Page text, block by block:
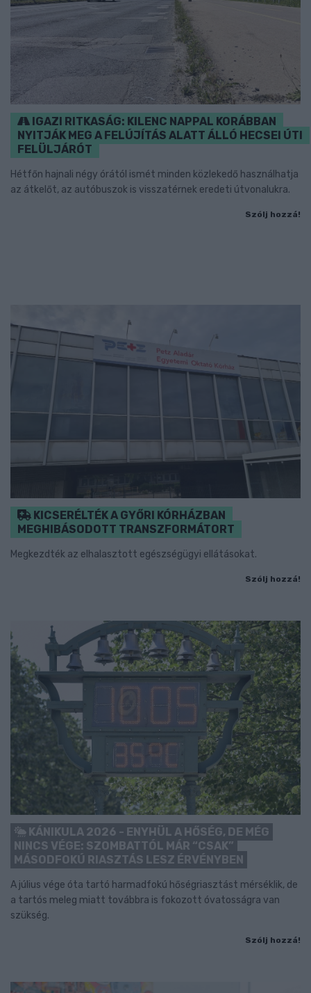
IGAZI RITKASÁG: KILENC NAPPAL KORÁBBAN
NYITJÁK MEG A FELÚJÍTÁS ALATT ÁLLÓ HECSEI ÚTI
FELÜLJÁRÓT
Hétfőn hajnali négy órától ismét minden közlekedő használhatja
az átkelőt, az autóbuszok is visszatérnek eredeti útvonalukra.
Szólj hozzá!
KICSERÉLTÉK A GYŐRI KÓRHÁZBAN
MEGHIBÁSODOTT TRANSZFORMÁTORT
Megkezdték az elhalasztott egészségügyi ellátásokat.
Szólj hozzá!
KÁNIKULA 2026 - ENYHÜL A HŐSÉG, DE MÉG
NINCS VÉGE: SZOMBATTÓL MÁR “CSAK”
MÁSODFOKÚ RIASZTÁS LESZ ÉRVÉNYBEN
A július vége óta tartó harmadfokú hőségriasztást mérséklik, de
a tartós meleg miatt továbbra is fokozott óvatosságra van
szükség.
Szólj hozzá!